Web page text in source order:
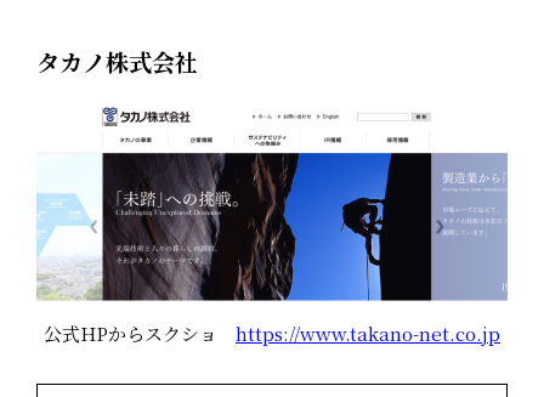
タカノ株式会社
公式HPからスクショ https://www.takano-net.co.jp